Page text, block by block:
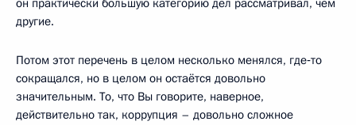
другие.
Потом этот перечень в целом несколько менялся, где‑то
сокращался, но в целом он остаётся довольно
значительным. То, что Вы говорите, наверное,
действительно так, коррупция – довольно сложное